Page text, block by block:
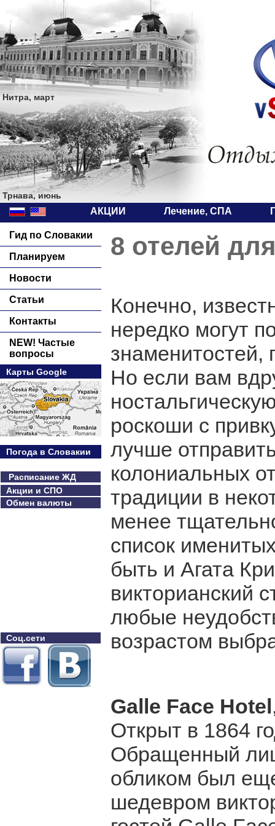
Нитра, март
Трнава, июнь
АКЦИИ Лечение, СПА
Гид по Словакии
Планируем
Новости
Статьи
Контакты
NEW! Частые
вопросы
Карты Google
Погода в Словакии
Расписание ЖД
Акции и СПО
Обмен валюты
Соц.сети
8 отелей
Конечно,
нередко могут
Но если вам
роскоши с
лучше
колониальных
традиции в
менее
список
быть и Агата
викторианский
любые
возрастом
Galle Face Hotel
Открыт в 1864
Обращенный
обликом был
шедевром